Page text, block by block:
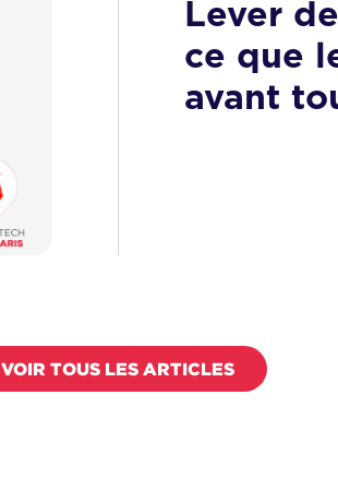
Lever
ce que
avant
VOIR TOUS LES ARTICLES